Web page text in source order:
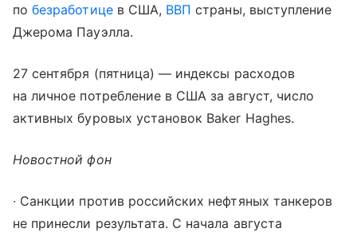
побезработицев США, ВВП страны, выступление
Джерома Пауэлла.
27 сентября (пятница) — индексы расходов
на личное потребление в США за август, число
активных буровых установок Baker Haghes.
Новостной фон
∙ Санкции против российских нефтяных танкеров
не принесли результата. С начала августа